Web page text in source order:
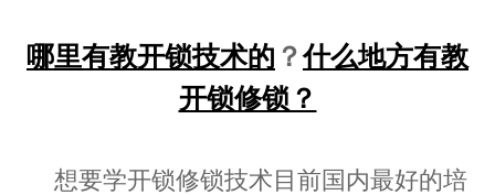
哪里有教开锁技术的 ？什么地方有教
开锁修锁？
想要学开锁修锁技术目前国内最好的培